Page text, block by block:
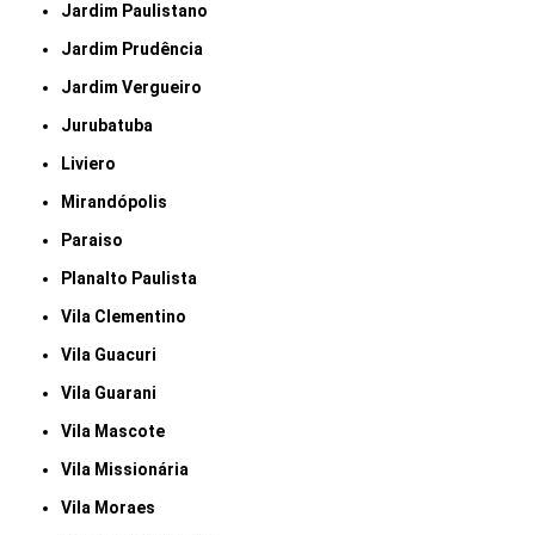
Jardim Paulistano
Jardim Prudência
Jardim Vergueiro
Jurubatuba
Liviero
Mirandópolis
Paraiso
Planalto Paulista
Vila Clementino
Vila Guacuri
Vila Guarani
Vila Mascote
Vila Missionária
Vila Moraes